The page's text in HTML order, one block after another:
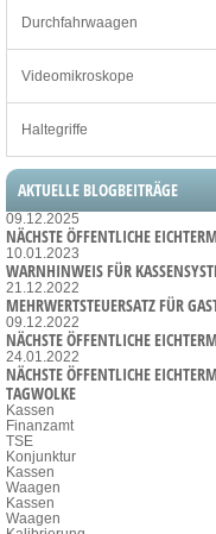
Durchfahrwaagen
Videomikroskope
Haltegriffe
AKTUELLE BLOGBEITRÄGE
09.12.2025
NÄCHSTE ÖFFENTLICHE
10.01.2023
WARNHINWEIS FÜR
21.12.2022
MEHRWERTSTEUERSATZ FÜR
09.12.2022
NÄCHSTE ÖFFENTLICHE
24.01.2022
NÄCHSTE ÖFFENTLICHE
TAGWOLKE
Kassen
Finanzamt
TSE
Konjunktur
Kassen
Waagen
Kassen
Waagen